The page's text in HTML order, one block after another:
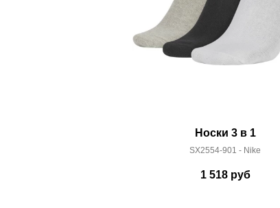
Носки 3 в 1
SX2554-901 - Nike
1 518руб